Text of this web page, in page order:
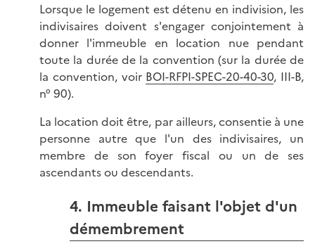
Lorsque le logement est détenu en indivision, les
indivisaires doivent s'engager conjointement à
donner l'immeuble en location nue pendant
toute la durée de la convention (sur la durée de
la convention, voir BOI-RFPI-SPEC-20-40-30, III-B,
n° 90).
La location doit être, par ailleurs, consentie à une
personne autre que l'un des indivisaires, un
membre de son foyer fiscal ou un de ses
ascendants ou descendants.
4. Immeuble faisant l'objet d'un
démembrement